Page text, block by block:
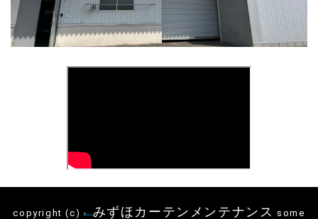
copyright (c) みずほカーテンメンテナンス some